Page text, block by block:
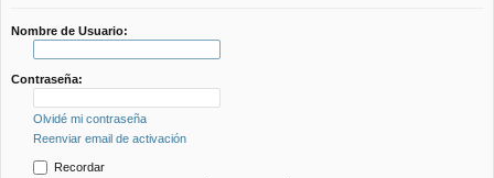
Nombre de Usuario:
Contraseña:
Olvidé mi contraseña
Reenviar email de activación
Recordar